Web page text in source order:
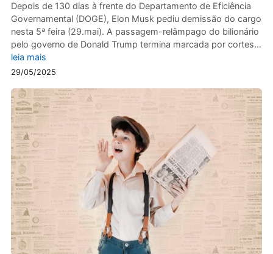
Depois de 130 dias à frente do Departamento de Eficiência
Governamental (DOGE), Elon Musk pediu demissão do cargo
nesta 5ª feira (29.mai). A passagem-relâmpago do bilionário
pelo governo de Donald Trump termina marcada por cortes…
leia mais
29/05/2025